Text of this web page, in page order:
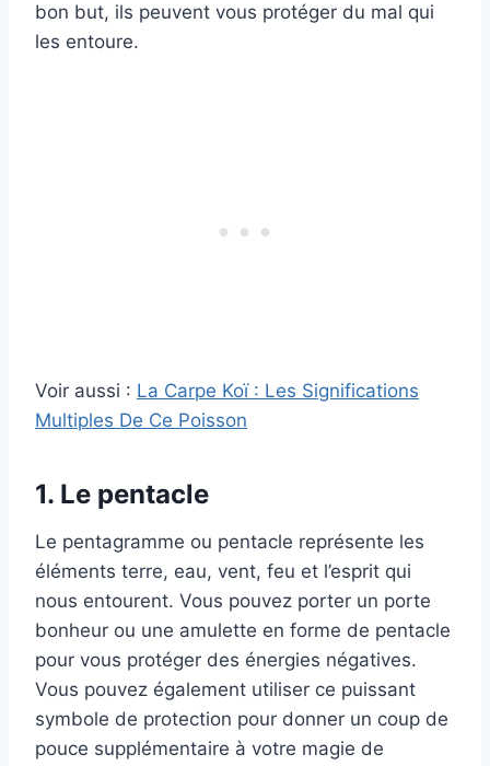
bon but, ils peuvent vous protéger du mal qui
les entoure.
Voir aussi : La Carpe Koï : Les Significations
Multiples De Ce Poisson
1. Le pentacle
Le pentagramme ou pentacle représente les
éléments terre, eau, vent, feu et l’esprit qui
nous entourent. Vous pouvez porter un porte
bonheur ou une amulette en forme de pentacle
pour vous protéger des énergies négatives.
Vous pouvez également utiliser ce puissant
symbole de protection pour donner un coup de
pouce supplémentaire à votre magie de